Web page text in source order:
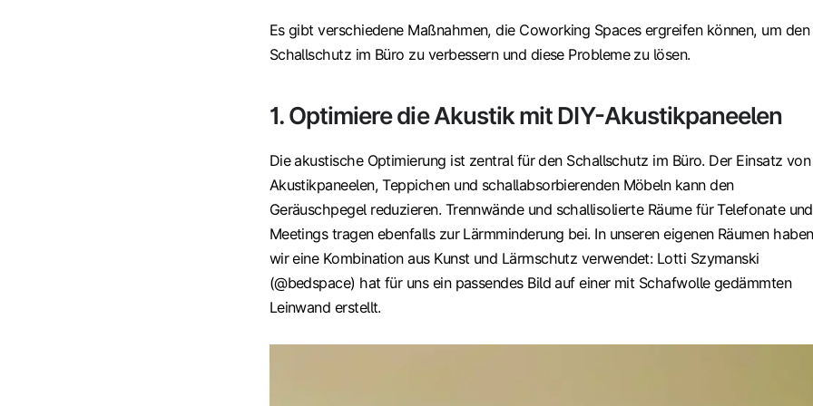
Es gibt verschiedene Maßnahmen, die Coworking Spaces ergreifen können, um den
Schallschutz im Büro zu verbessern und diese Probleme zu lösen.
1. Optimiere die Akustik mit DIY-Akustikpaneelen
Die akustische Optimierung ist zentral für den Schallschutz im Büro. Der Einsatz von
Akustikpaneelen, Teppichen und schallabsorbierenden Möbeln kann den
Geräuschpegel reduzieren. Trennwände und schallisolierte Räume für Telefonate und
Meetings tragen ebenfalls zur Lärmminderung bei. In unseren eigenen Räumen haben
wir eine Kombination aus Kunst und Lärmschutz verwendet: Lotti Szymanski
(@bedspace) hat für uns ein passendes Bild auf einer mit Schafwolle gedämmten
Leinwand erstellt.